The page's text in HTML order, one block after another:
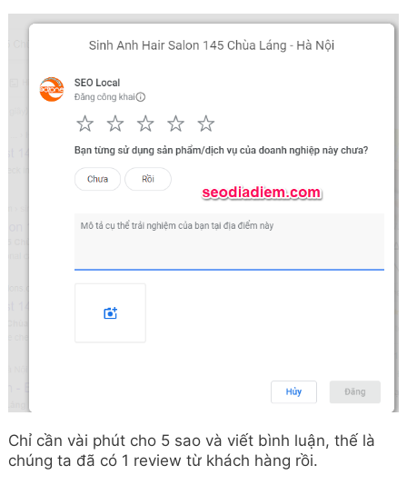
Chỉ cần vài phút cho 5 sao và viết bình luận, thế là
chúng ta đã có 1 review từ khách hàng rồi.